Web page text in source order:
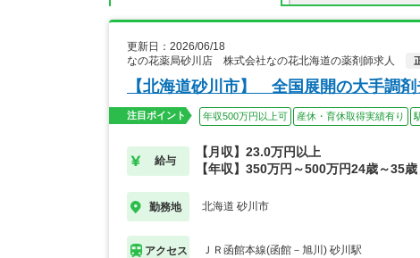
更新日：2026/06/18
なの花薬局砂川店 株式会社なの花北海道の薬剤師求人
【北海道砂川市】 全国展開の大手調剤
注目ポイント 年収500万円以上可 産休・育休取得実績有り
給与
【月収】23.0万円以上
【年収】350万円～500万円24歳～35歳
勤務地 北海道 砂川市
アクセス ＪＲ函館本線(函館－旭川) 砂川駅